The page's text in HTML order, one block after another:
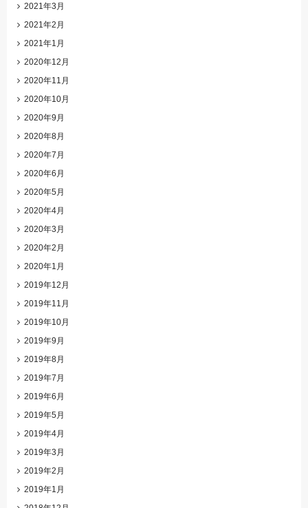
2021年3月
2021年2月
2021年1月
2020年12月
2020年11月
2020年10月
2020年9月
2020年8月
2020年7月
2020年6月
2020年5月
2020年4月
2020年3月
2020年2月
2020年1月
2019年12月
2019年11月
2019年10月
2019年9月
2019年8月
2019年7月
2019年6月
2019年5月
2019年4月
2019年3月
2019年2月
2019年1月